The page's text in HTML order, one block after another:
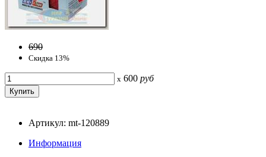
690
Скидка 13%
x 600 руб
Артикул: mt-120889
Информация